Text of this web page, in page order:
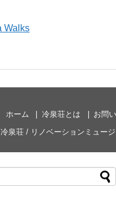
ホーム 冷泉荘とは
お問
冷泉荘 / リノベーションミュー